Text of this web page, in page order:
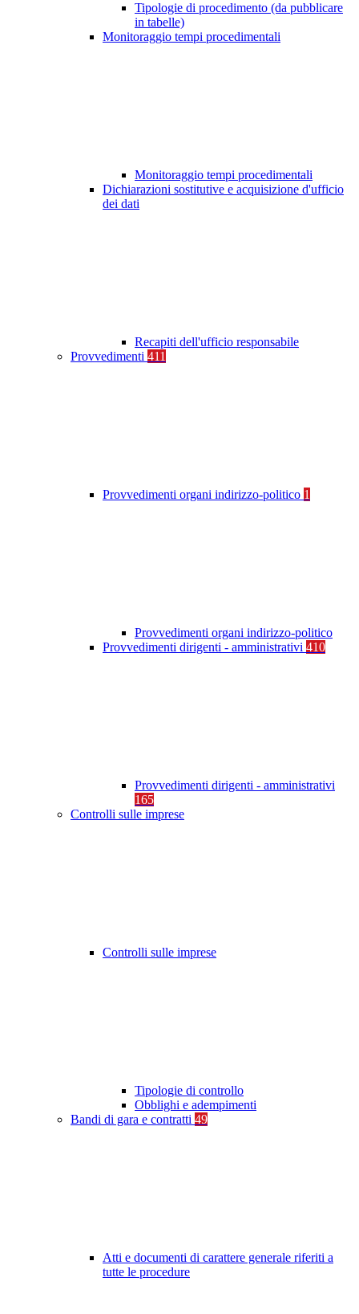
Tipologie di procedimento (da pubblicare
in tabelle)
Monitoraggio tempi procedimentali
Monitoraggio tempi procedimentali
Dichiarazioni sostitutive e acquisizione d'ufficio
dei dati
Recapiti dell'ufficio responsabile
Provvedimenti 411
Provvedimenti organi indirizzo-politico 1
Provvedimenti organi indirizzo-politico
Provvedimenti dirigenti - amministrativi 410
Provvedimenti dirigenti - amministrativi
165
Controlli sulle imprese
Controlli sulle imprese
Tipologie di controllo
Obblighi e adempimenti
Bandi di gara e contratti 49
Atti e documenti di carattere generale riferiti a
tutte le procedure